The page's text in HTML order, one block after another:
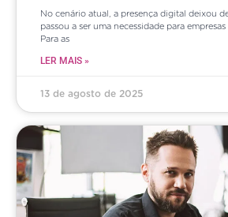
No cenário atual, a presença digital deixou
passou a ser uma necessidade para
Para as
LER MAIS »
13 de agosto de 2025